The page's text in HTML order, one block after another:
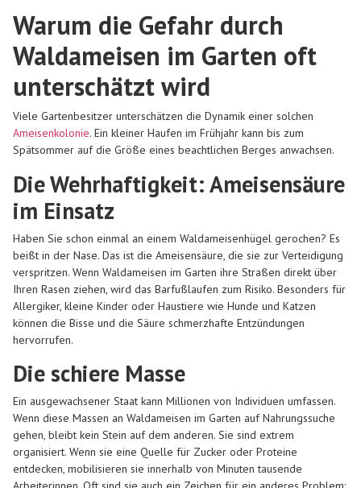
Warum die Gefahr durch
Waldameisen im Garten oft
unterschätzt wird
Viele Gartenbesitzer unterschätzen die Dynamik einer solchen
Ameisenkolonie. Ein kleiner Haufen im Frühjahr kann bis zum
Spätsommer auf die Größe eines beachtlichen Berges anwachsen.
Die Wehrhaftigkeit: Ameisensäure
im Einsatz
Haben Sie schon einmal an einem Waldameisenhügel gerochen? Es
beißt in der Nase. Das ist die Ameisensäure, die sie zur Verteidigung
verspritzen. Wenn Waldameisen im Garten ihre Straßen direkt über
Ihren Rasen ziehen, wird das Barfußlaufen zum Risiko. Besonders für
Allergiker, kleine Kinder oder Haustiere wie Hunde und Katzen
können die Bisse und die Säure schmerzhafte Entzündungen
hervorrufen.
Die schiere Masse
Ein ausgewachsener Staat kann Millionen von Individuen umfassen.
Wenn diese Massen an Waldameisen im Garten auf Nahrungssuche
gehen, bleibt kein Stein auf dem anderen. Sie sind extrem
organisiert. Wenn sie eine Quelle für Zucker oder Proteine
entdecken, mobilisieren sie innerhalb von Minuten tausende